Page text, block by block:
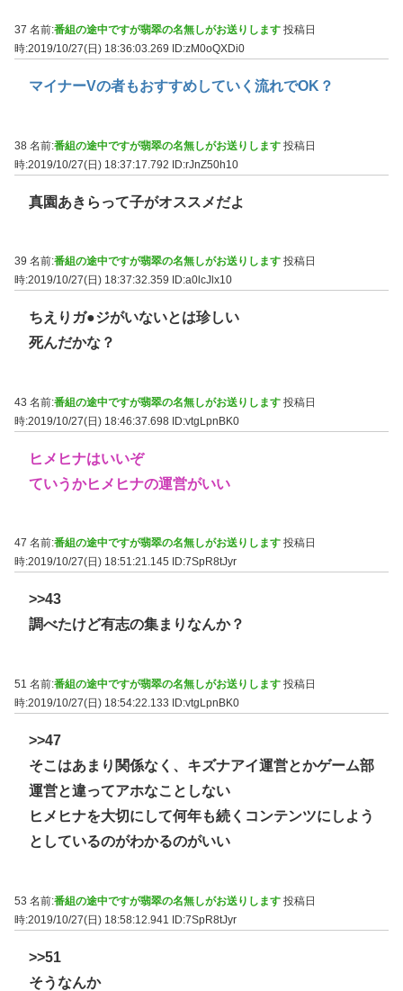
37 名前:番組の途中ですが翡翠の名無しがお送りします 投稿日
時:2019/10/27(日) 18:36:03.269
ID:zM0oQXDi0
マイナーVの者もおすすめしていく流れでOK？
38 名前:番組の途中ですが翡翠の名無しがお送りします 投稿日
時:2019/10/27(日) 18:37:17.792 ID:rJnZ50h10
真園あきらって子がオススメだよ
39 名前:番組の途中ですが翡翠の名無しがお送りします 投稿日
時:2019/10/27(日) 18:37:32.359
ID:a0lcJlx10
ちえりガ●ジがいないとは珍しい
死んだかな？
43 名前:番組の途中ですが翡翠の名無しがお送りします 投稿日
時:2019/10/27(日) 18:46:37.698 ID:vtgLpnBK0
ヒメヒナはいいぞ
ていうかヒメヒナの運営がいい
47 名前:番組の途中ですが翡翠の名無しがお送りします 投稿日
時:2019/10/27(日) 18:51:21.145
ID:7SpR8tJyr
>>43
調べたけど有志の集まりなんか？
51 名前:番組の途中ですが翡翠の名無しがお送りします 投稿日
時:2019/10/27(日) 18:54:22.133
ID:vtgLpnBK0
>>47
そこはあまり関係なく、キズナアイ運営とかゲーム部
運営と違ってアホなことしない
ヒメヒナを大切にして何年も続くコンテンツにしよう
としているのがわかるのがいい
53 名前:番組の途中ですが翡翠の名無しがお送りします 投稿日
時:2019/10/27(日) 18:58:12.941 ID:7SpR8tJyr
>>51
そうなんか